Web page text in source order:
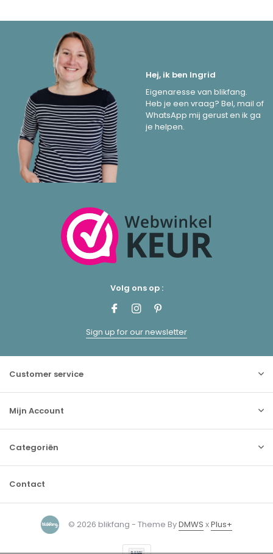
Hej, ik ben Ingrid
Eigenaresse van blikfang.
Heb je een vraag? Bel, mail of
WhatsApp mij gerust en ik ga
je helpen.
Volg ons op :
Sign up for our newsletter
Customer service
Mijn Account
Categoriën
Contact
© 2026 blikfang - Theme ByDMWS xPlus+